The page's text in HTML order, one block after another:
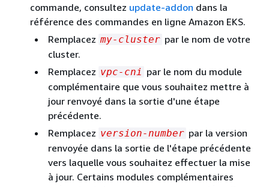
commande, consultez update-addon dans la
référence des commandes en ligne Amazon EKS.
Remplacez my-cluster par le nom de votre
cluster.
Remplacez vpc-cni par le nom du module
complémentaire que vous souhaitez mettre à
jour renvoyé dans la sortie d'une étape
précédente.
Remplacez version-number par la version
renvoyée dans la sortie de l'étape précédente
vers laquelle vous souhaitez effectuer la mise
à jour. Certains modules complémentaires